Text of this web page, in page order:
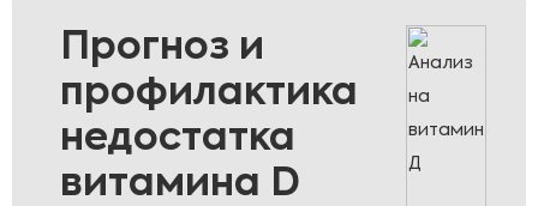
Прогноз и
профилактика
недостатка
витамина D